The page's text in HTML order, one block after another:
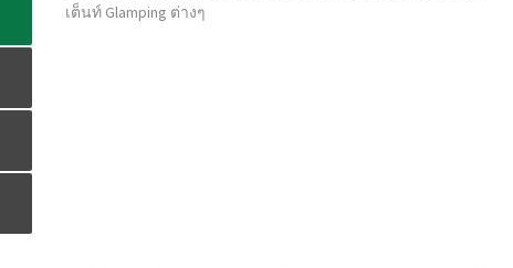
เต็นท์ Glamping ต่างๆ